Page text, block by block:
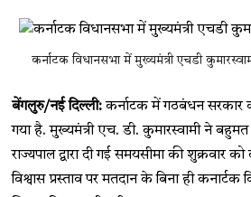
कर्नाटक विधानसभा में मुख्यमंत्री एचडी
बेंगलुरु/नई दिल्ली:कर्नाटक में गठबंधन
गया है. मुख्यमंत्री एच. डी. कुमारस्वामी ने
राज्यपाल द्वारा दी गई समयसीमा की शुक्रवार
विश्वास प्रस्ताव पर मतदान के बिना ही